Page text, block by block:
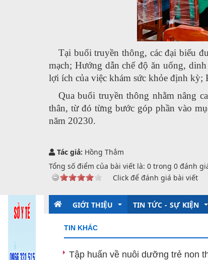
Tại buổi truyền thông, các đại biểu
mạch; Hướng dẫn chế độ ăn uống,
lợi ích của việc khám sức khỏe định kỳ;
Qua buổi truyền thông nhằm nâng
thân, từ đó từng bước góp phần vào
năm 20230.
Tác giả: Hồng Thắm
Tổng số điểm của bài viết là: 0 trong 0 đánh
Click để đánh giá bài viết
GIỚI THIỆU
Giới thiệu chung
TIN TỨC - SỰ KIỆN
Kỷ niệm 135 năm
TIN KHÁC
Tập huấn về nuôi dưỡng trẻ non